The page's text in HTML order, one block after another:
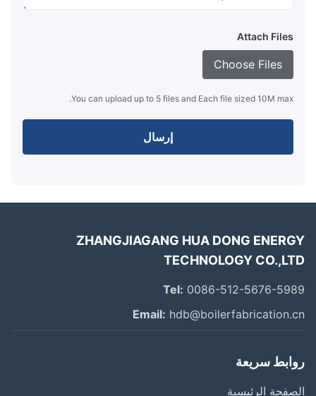
Attach Files
Choose Files
You can upload up to 5 files and Each file sized 10M max.
إرسال
ZHANGJIAGANG HUA DONG
TECHNOLOGY
Tel:0086-512-5676-
Email:
سريعة
الرئيسية